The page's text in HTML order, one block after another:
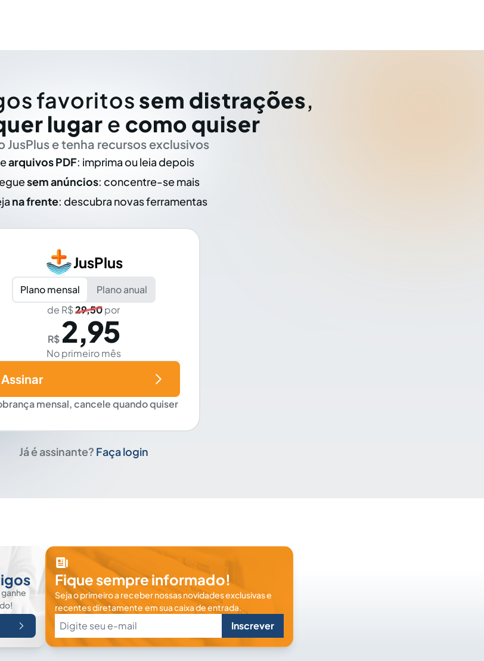
favoritos sem distrações,
lugar e como quiser
JusPlus e tenha recursos exclusivos
arquivos PDF: imprima ou leia depois
sem anúncios: concentre-se mais
na frente: descubra novas ferramentas
JusPlus
Plano mensal
Plano anual
de R$29,50por
R$ 2,95
No primeiro mês
mensal, cancele quando quiser
Assinar
Já é assinante? Faça login
Fique sempre informado!
Seja o primeiro a receber nossas novidades exclusivas e
recentes diretamente em sua caixa de entrada.
Inscrever